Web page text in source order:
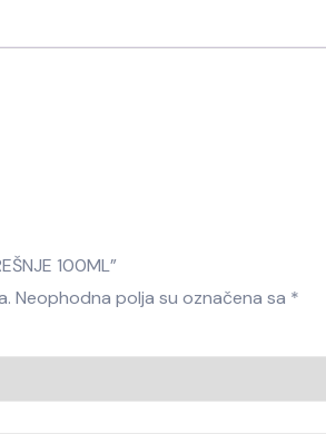
100ML”
Neophodna polja su označena sa *